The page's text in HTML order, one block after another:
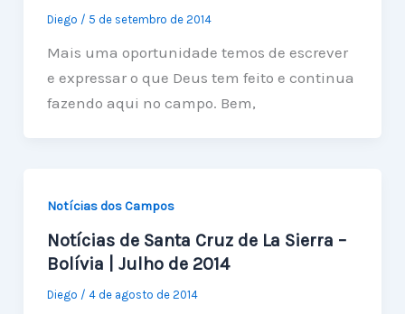
Diego / 5 de setembro de 2014
Mais uma oportunidade temos de escrever
e expressar o que Deus tem feito e continua
fazendo aqui no campo. Bem,
Notícias dos Campos
Notícias de Santa Cruz de La Sierra –
Bolívia | Julho de 2014
Diego / 4 de agosto de 2014